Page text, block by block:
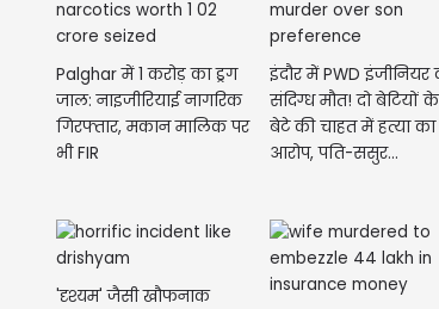
Palghar में 1 करोड़ का ड्रग
जाल: नाइजीरियाई नागरिक
गिरफ्तार, मकान मालिक पर
भी FIR
इंदौर में PWD इंजीनियर
संदिग्ध मौत! दो बेटियों
बेटे की चाहत में हत्या का
आरोप, पति-ससुर...
'दृश्यम' जैसी खौफनाक